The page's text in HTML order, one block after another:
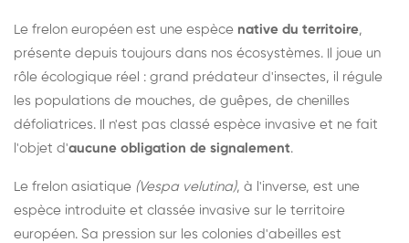
Le frelon européen est une espèce native du territoire,
présente depuis toujours dans nos écosystèmes. Il joue un
rôle écologique réel : grand prédateur d'insectes, il régule
les populations de mouches, de guêpes, de chenilles
défoliatrices. Il n'est pas classé espèce invasive et ne fait
l'objet d'aucune obligation de signalement.
Le frelon asiatique (Vespa velutina), à l'inverse, est une
espèce introduite et classée invasive sur le territoire
européen. Sa pression sur les colonies d'abeilles est